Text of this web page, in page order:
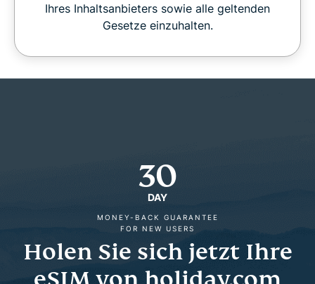
Ihres Inhaltsanbieters sowie alle geltenden
Gesetze einzuhalten.
30
DAY
MONEY-BACK GUARANTEE
FOR NEW USERS
Holen Sie sich jetzt Ihre